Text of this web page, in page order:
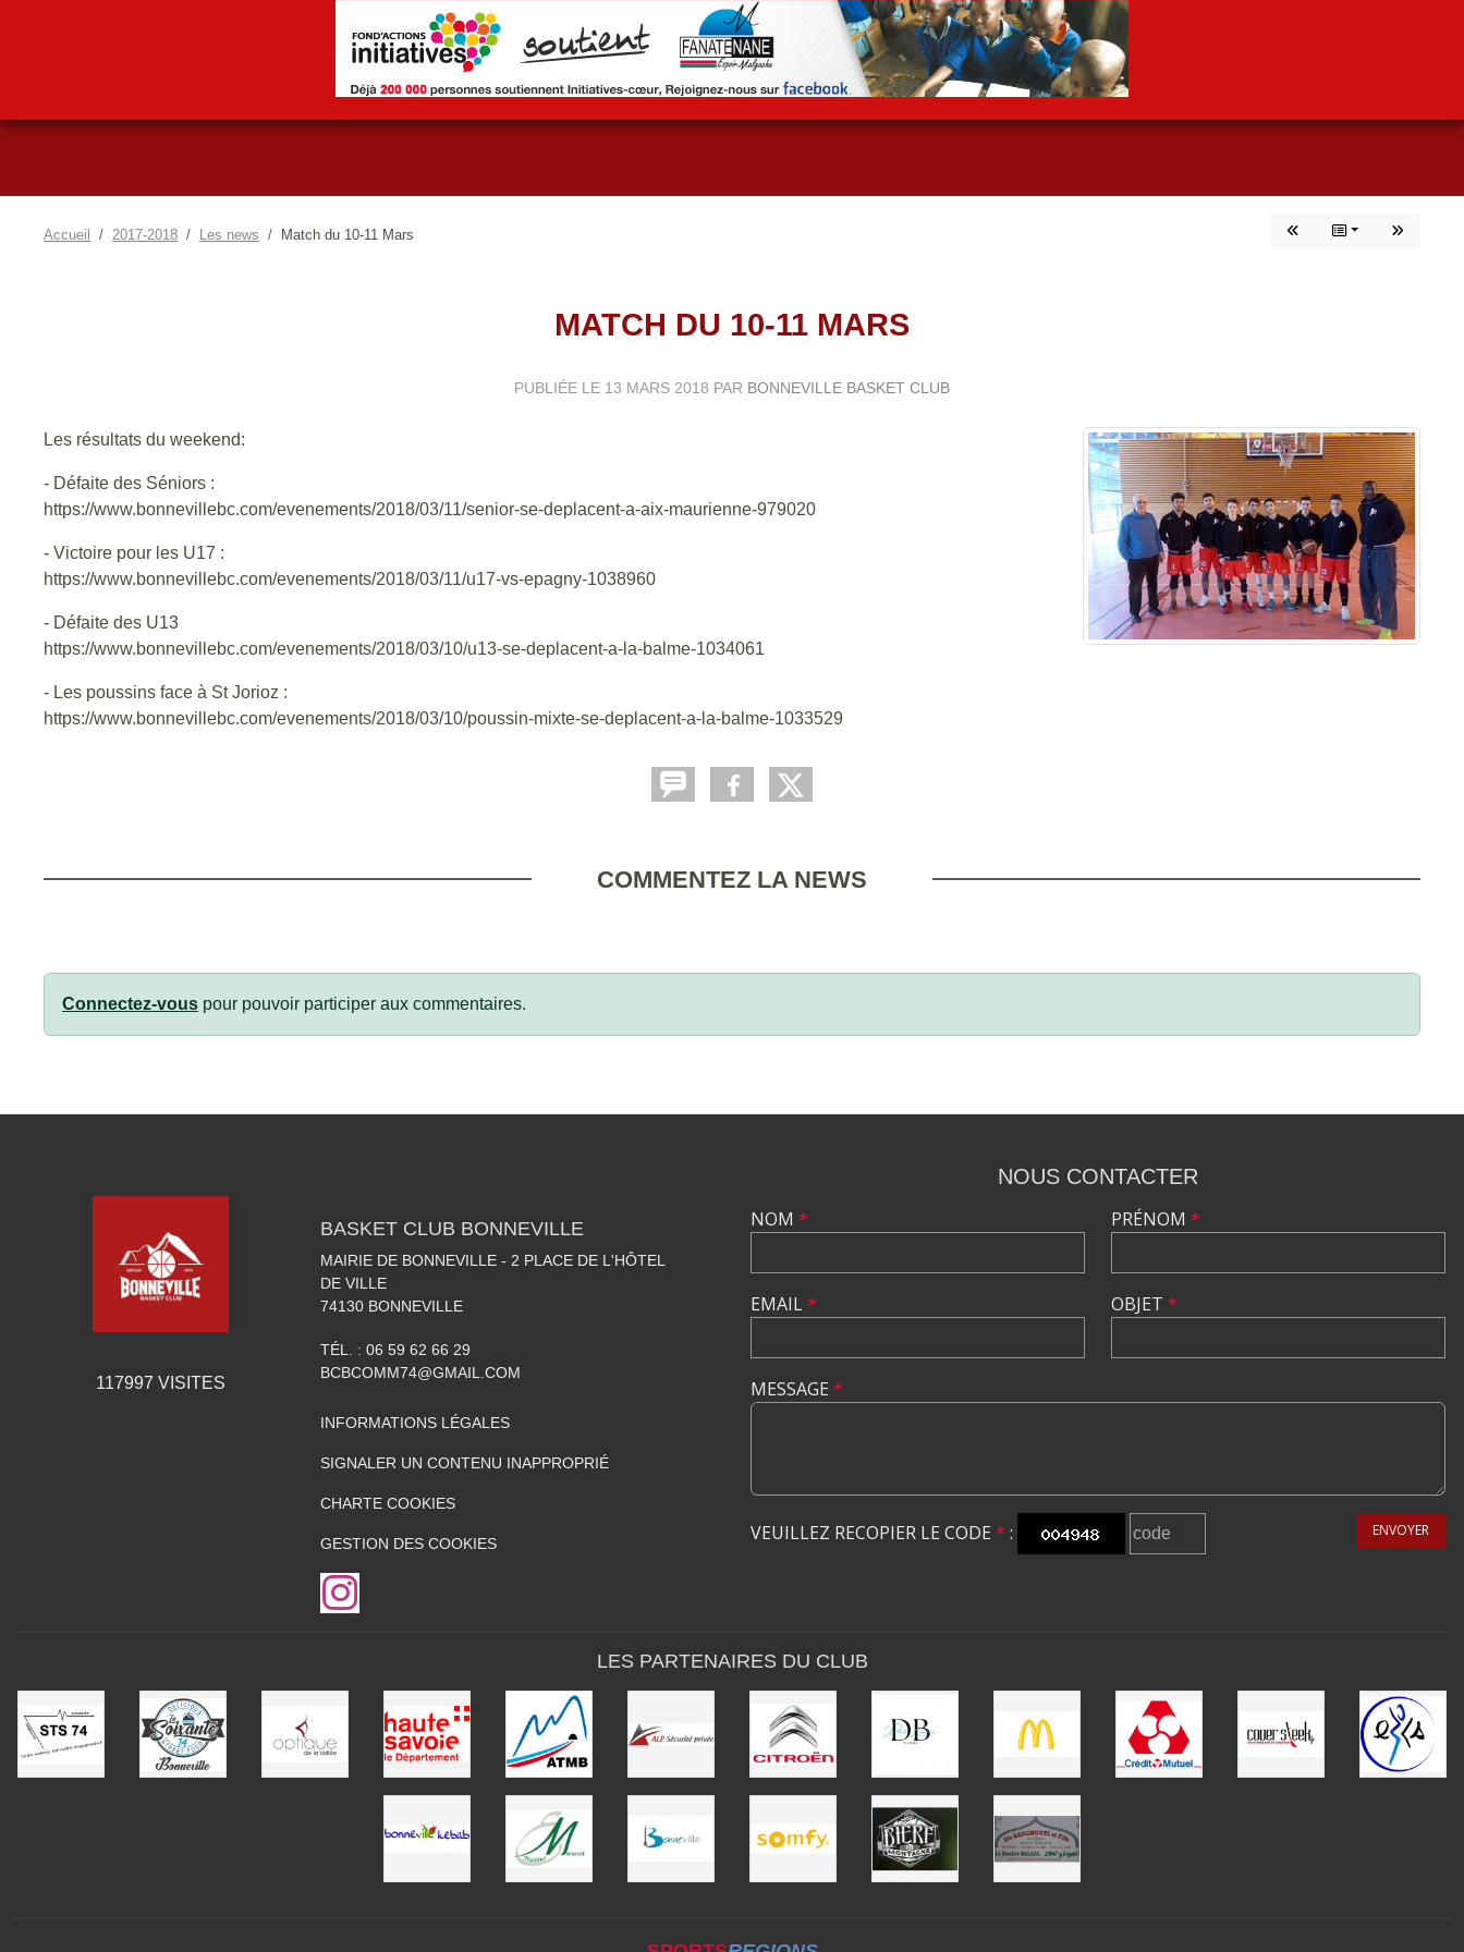
Accueil 2017-2018 Les news Match du 10-11 Mars
MATCH DU 10-11 MARS
PUBLIÉE LE 13 MARS 2018 PAR BONNEVILLE BASKET CLUB
Les résultats du weekend:
- Défaite des Séniors :
https://www.bonnevillebc.com/evenements/2018/03/11/senior-se-deplacent-a-aix-maurienne-979020
- Victoire pour les U17 :
https://www.bonnevillebc.com/evenements/2018/03/11/u17-vs-epagny-1038960
- Défaite des U13
https://www.bonnevillebc.com/evenements/2018/03/10/u13-se-deplacent-a-la-balme-1034061
- Les poussins face à St Jorioz :
https://www.bonnevillebc.com/evenements/2018/03/10/poussin-mixte-se-deplacent-a-la-balme-1033529
COMMENTEZ LA NEWS
Connectez-vous pour pouvoir participer aux commentaires.
117997 VISITES
BASKET CLUB BONNEVILLE
MAIRIE DE BONNEVILLE - 2 PLACE DE L'HÔTEL
DE VILLE
74130 BONNEVILLE
TÉL. : 06 59 62 66 29
BCBCOMM74@GMAIL.COM
INFORMATIONS LÉGALES
SIGNALER UN CONTENU INAPPROPRIÉ
CHARTE COOKIES
GESTION DES COOKIES
NOUS CONTACTER
NOM *
EMAIL*
PRÉNOM *
OBJET *
MESSAGE *
VEUILLEZ RECOPIER LE CODE * : ENVOYER
LES PARTENAIRES DU CLUB